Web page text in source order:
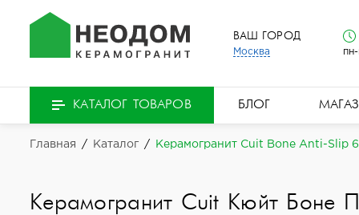
ВАШ ГОРОД
Москва
КАТАЛОГ ТОВАРОВ БЛОГ
Главная / Каталог / Керамогранит Cuit Bone Anti-Slip
Керамогранит Cuit Кюйт Боне